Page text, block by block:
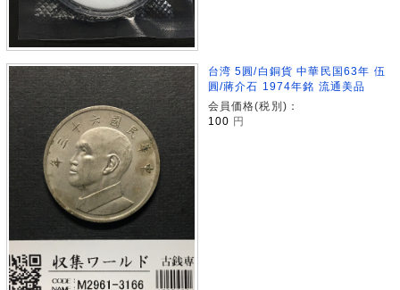
台湾 5圓/白銅貨 中華民国63年 伍
圓/蔣介石 1974年銘 流通美品
会員価格(税別)：
100 円